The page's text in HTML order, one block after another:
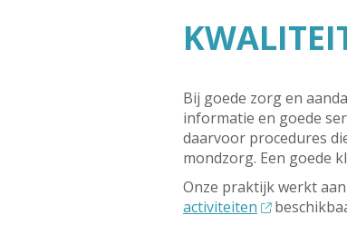
Bij goede zorg en
informatie en goede
daarvoor procedures
mondzorg. Een goede
Onze praktijk werkt
activiteiten